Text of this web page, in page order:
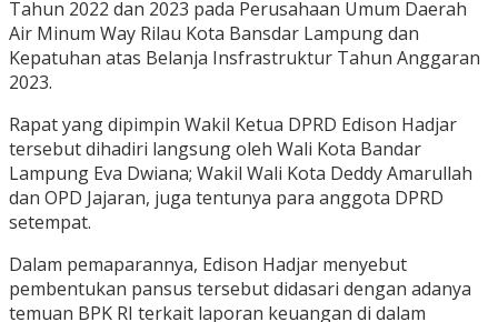
Tahun 2022 dan 2023 pada Perusahaan Umum Daerah
Air Minum Way Rilau Kota Bansdar Lampung dan
Kepatuhan atas Belanja Insfrastruktur Tahun Anggaran
2023.
Rapat yang dipimpin Wakil Ketua DPRD Edison Hadjar
tersebut dihadiri langsung oleh Wali Kota Bandar
Lampung Eva Dwiana; Wakil Wali Kota Deddy Amarullah
dan OPD Jajaran, juga tentunya para anggota DPRD
setempat.
Dalam pemaparannya, Edison Hadjar menyebut
pembentukan pansus tersebut didasari dengan adanya
temuan BPK RI terkait laporan keuangan di dalam